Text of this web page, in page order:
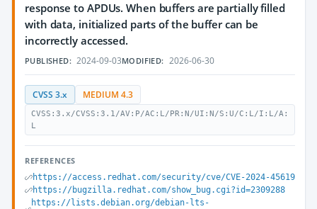
response to APDUs. When buffers are partially filled
with data, initialized parts of the buffer can be
incorrectly accessed.
PUBLISHED: 2024-09-03MODIFIED: 2026-06-30
CVSS 3.x MEDIUM 4.3
CVSS:3.x/CVSS:3.1/AV:P/AC:L/PR:N/UI:N/S:U/C:L/I:L/A:
L
REFERENCES
https://access.redhat.com/security/cve/CVE-2024-45619
https://bugzilla.redhat.com/show_bug.cgi?id=2309288
https://lists.debian.org/debian-lts-